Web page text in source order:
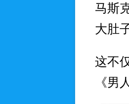
马斯
大肚
这不
《男